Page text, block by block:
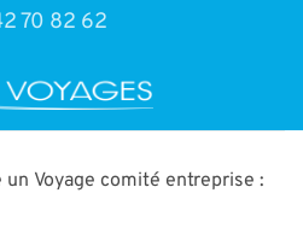
70 82 62
un Voyage comité entreprise :